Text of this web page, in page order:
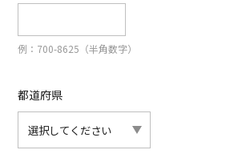
例：700-8625（半角数字）
都道府県